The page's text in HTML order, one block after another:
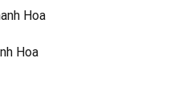
Hoa
Hoa